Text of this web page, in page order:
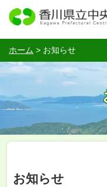
ホーム > お知らせ
お知らせ